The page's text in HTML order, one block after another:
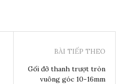
BÀI TIẾP THEO
Gối đỡ thanh trượt tròn
vuông góc 10-16mm